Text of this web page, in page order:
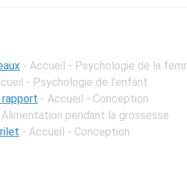
- Accueil - Psychologie de la
- Psychologie de l'enfant
- Accueil - Conception
pendant la grossesse
- Accueil - Conception